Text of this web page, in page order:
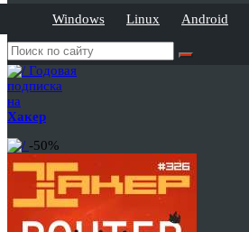
Windows Linux Android
Годовая
подписка
на
Хакер
-50%